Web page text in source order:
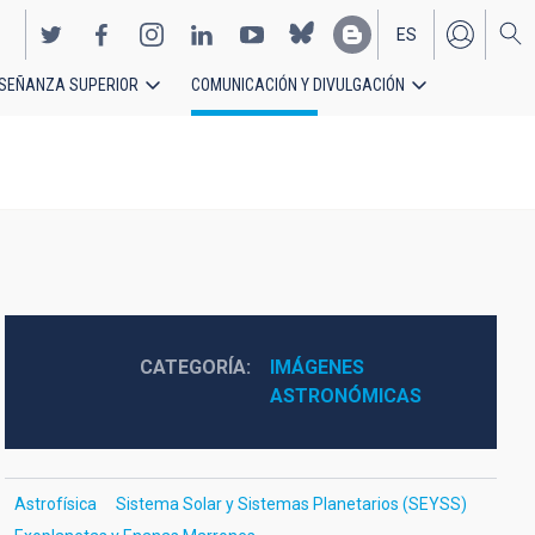
EN
ES
SUPERIOR COMUNICACIÓN Y DIVULGACIÓN
CATEGORÍA
IMÁGENES
ASTRONÓMICAS
Astrofísica
Sistema Solar y Sistemas Planetarios (SEYSS)